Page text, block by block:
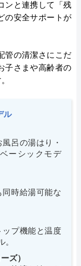
ンと連携して「残
の安全サポートが
管の清潔さにこだ
子さまや高齢者の
ル
呂の湯はり・
ーシックモデ
時給湯可能な
プ機能と温度
。
ズ）